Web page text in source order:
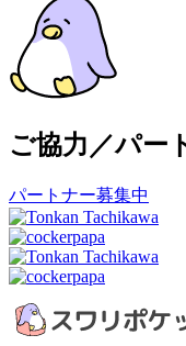
ご協力／パー
パートナー募集中